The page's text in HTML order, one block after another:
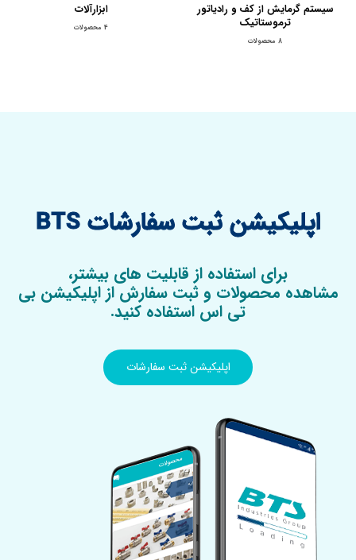
سیستم گرمایش از کف و رادیاتور
ترموستاتیک
8 محصولات
ابزارآلات
4 محصولات
اپلیکیشن ثبت سفارشات BTS
برای استفاده از قابلیت های بیشتر،
مشاهده محصولات و ثبت سفارش از اپلیکیشن بی
تی اس استفاده کنید.
اپلیکیشن ثبت سفارشات